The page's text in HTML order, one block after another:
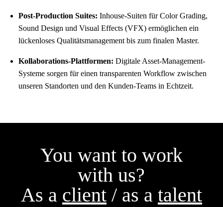
Post-Production Suites: Inhouse-Suiten für Color Grading,
Sound Design und Visual Effects (VFX) ermöglichen ein
lückenloses Qualitätsmanagement bis zum finalen Master.
Kollaborations-Plattformen: Digitale Asset-Management-
Systeme sorgen für einen transparenten Workflow zwischen
unseren Standorten und den Kunden-Teams in Echtzeit.
You want to work
with us?
As a client/ as a talent